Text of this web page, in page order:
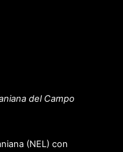
del Campo
(NEL) con